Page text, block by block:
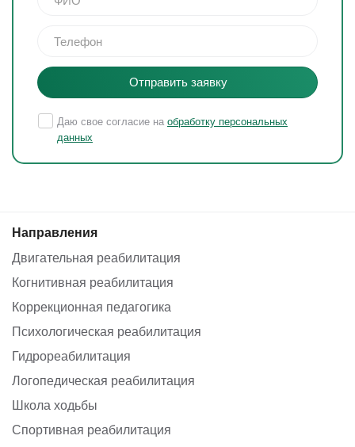
Отправить заявку
Даю свое согласие на обработку персональных
данных
Направления
Двигательная реабилитация
Когнитивная реабилитация
Коррекционная педагогика
Психологическая реабилитация
Гидрореабилитация
Логопедическая реабилитация
Школа ходьбы
Спортивная реабилитация